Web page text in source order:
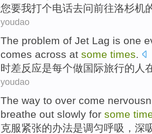
您要我打个电话去问前往洛杉机
youdao
The problem of Jet Lag is one
comes across at some times.
时差反应是每个做国际旅行的 人
youdao
The way to over come
breathe out slowly for some
克服紧张的办法是调匀呼吸 ， 深